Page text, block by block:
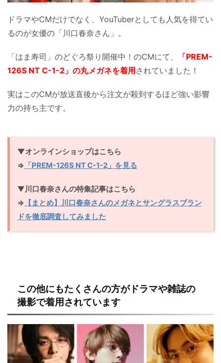
ドラマやCMだけでなく、YouTuberとしても人気を得てい
るのが女優の「川口春奈さん」。
「はま寿司」のどぐろ祭り開催中！のCMにて、
「PREM-
126S NT C-1-2」の丸メガネを着用 されていました！
実はこのCMが放送直後から注文が殺到するほど強い影響
力の持ち主です。
▼オンラインショップはこちら
⇒ 「PREM-126S NT C-1-2」を見る
▼川口春奈さんの特集記事はこちら
⇒ 【まとめ】川口春奈さんのメガネとサングラスブラン
ドを徹底調査してみました
この他にもたくさんの方がドラマや雑誌の
撮影で着用されています